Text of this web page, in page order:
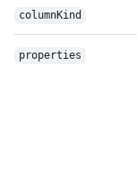
columnKind
properties